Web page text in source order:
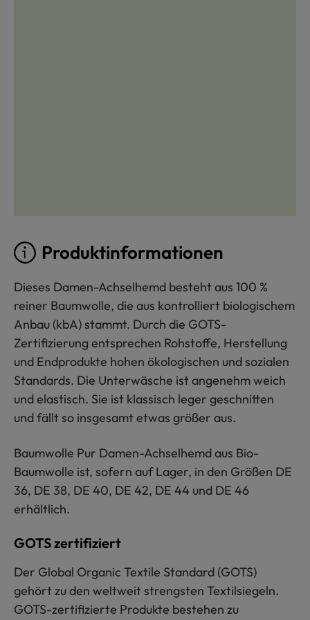
Produktinformationen
Dieses Damen-Achselhemd besteht aus 100 %
reiner Baumwolle, die aus kontrolliert biologischem
Anbau (kbA) stammt. Durch die GOTS-
Zertifizierung entsprechen Rohstoffe, Herstellung
und Endprodukte hohen ökologischen und sozialen
Standards. Die Unterwäsche ist angenehm weich
und elastisch. Sie ist klassisch leger geschnitten
und fällt so insgesamt etwas größer aus.
Baumwolle Pur Damen-Achselhemd aus Bio-
Baumwolle ist, sofern auf Lager, in den Größen DE
36, DE 38, DE 40, DE 42, DE 44 und DE 46
erhältlich.
GOTS zertifiziert
Der Global Organic Textile Standard (GOTS)
gehört zu den weltweit strengsten Textilsiegeln.
GOTS-zertifizierte Produkte bestehen zu